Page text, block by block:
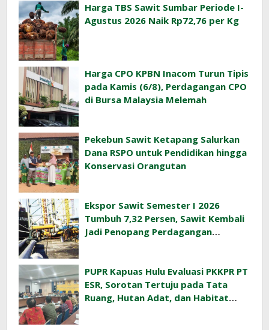
Harga TBS Sawit Sumbar Periode I-
Agustus 2026 Naik Rp72,76 per Kg
Harga CPO KPBN Inacom Turun Tipis
pada Kamis (6/8), Perdagangan CPO
di Bursa Malaysia Melemah
Pekebun Sawit Ketapang Salurkan
Dana RSPO untuk Pendidikan hingga
Konservasi Orangutan
Ekspor Sawit Semester I 2026
Tumbuh 7,32 Persen, Sawit Kembali
Jadi Penopang Perdagangan
PUPR Kapuas Hulu Evaluasi PKKPR PT
ESR, Sorotan Tertuju pada Tata
Ruang, Hutan Adat, dan Habitat